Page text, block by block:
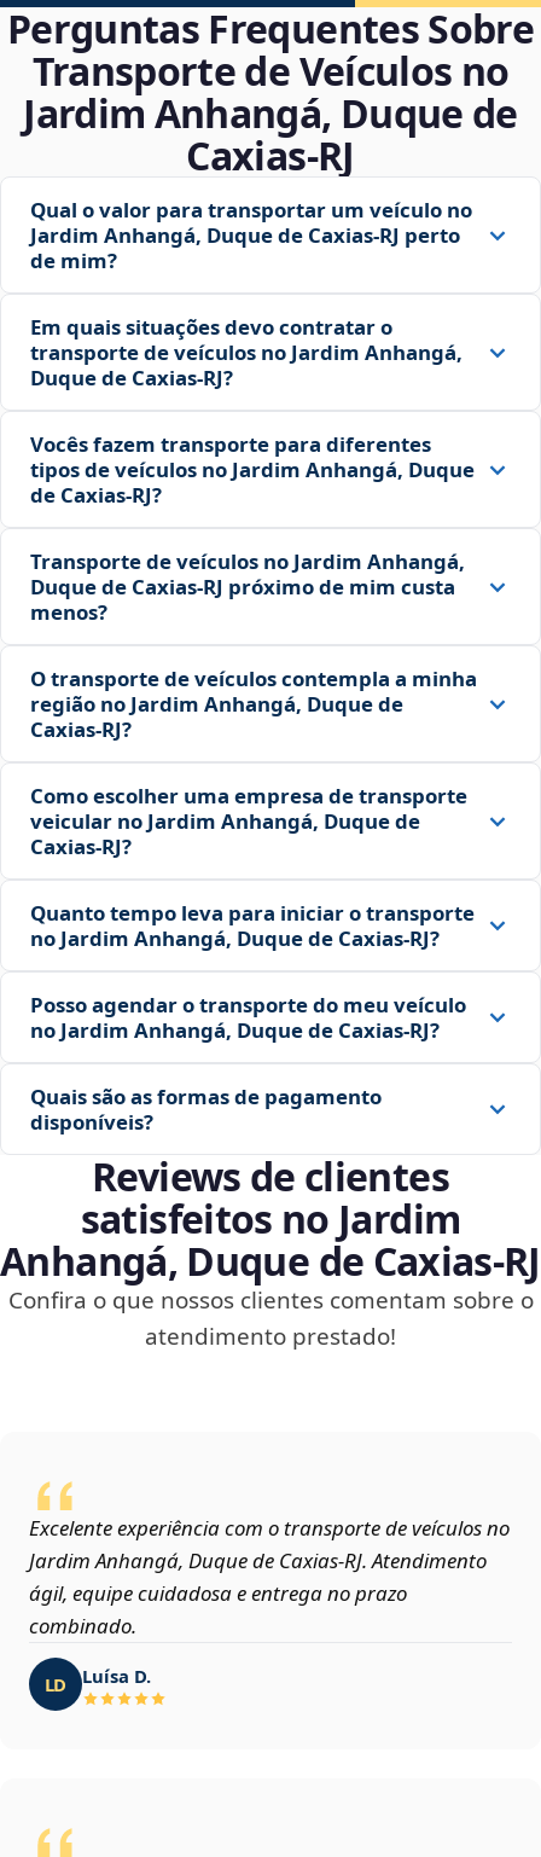
Perguntas Frequentes Sobre
Transporte de Veículos no
Jardim Anhangá, Duque de
Caxias‑RJ
Qual o valor para transportar um veículo no
Jardim Anhangá, Duque de Caxias‑RJ perto
de mim?
Em quais situações devo contratar o
transporte de veículos no Jardim Anhangá,
Duque de Caxias‑RJ?
Vocês fazem transporte para diferentes
tipos de veículos no Jardim Anhangá, Duque
de Caxias‑RJ?
Transporte de veículos no Jardim Anhangá,
Duque de Caxias‑RJ próximo de mim custa
menos?
O transporte de veículos contempla a minha
região no Jardim Anhangá, Duque de
Caxias‑RJ?
Como escolher uma empresa de transporte
veicular no Jardim Anhangá, Duque de
Caxias‑RJ?
Quanto tempo leva para iniciar o transporte
no Jardim Anhangá, Duque de Caxias‑RJ?
Posso agendar o transporte do meu veículo
no Jardim Anhangá, Duque de Caxias‑RJ?
Quais são as formas de pagamento
disponíveis?
Reviews de clientes
satisfeitos no Jardim
Anhangá, Duque de Caxias‑RJ
Confira o que nossos clientes comentam sobre o
atendimento prestado!
Excelente experiência com o transporte de veículos no
Jardim Anhangá, Duque de Caxias‑RJ. Atendimento
ágil, equipe cuidadosa e entrega no prazo
combinado.
LD Luísa D.